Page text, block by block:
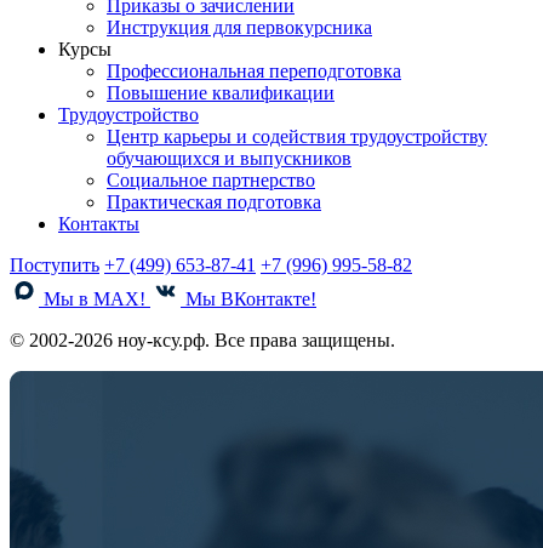
Приказы о зачислении
Инструкция для первокурсника
Курсы
Профессиональная переподготовка
Повышение квалификации
Трудоустройство
Центр карьеры и содействия трудоустройству
обучающихся и выпускников
Социальное партнерство
Практическая подготовка
Контакты
Поступить +7 (499) 653-87-41 +7 (996) 995-58-82
Мы в MAX!
Мы ВКонтакте!
© 2002-2026 ноу-ксу.рф. Все права защищены.